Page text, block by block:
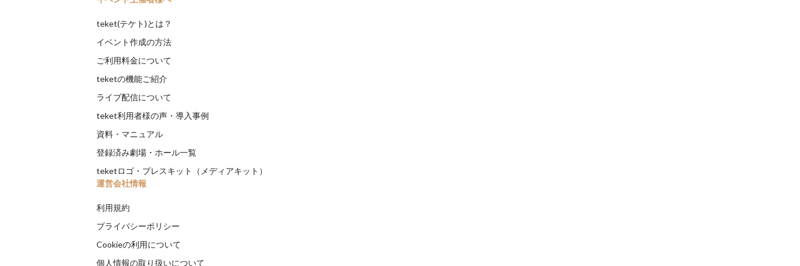
teket(テケト)とは？
イベント作成の方法
ご利用料金について
teketの機能ご紹介
ライブ配信について
teket利用者様の声・導入事例
資料・マニュアル
登録済み劇場・ホール一覧
teketロゴ・プレスキット（メディアキット）
運営会社情報
利用規約
プライバシーポリシー
Cookieの利用について
個人情報の取り扱いについて